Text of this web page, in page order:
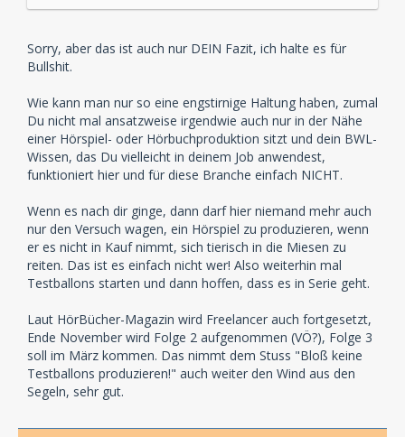
Sorry, aber das ist auch nur DEIN Fazit, ich halte es für
Bullshit.
Wie kann man nur so eine engstirnige Haltung haben, zumal
Du nicht mal ansatzweise irgendwie auch nur in der Nähe
einer Hörspiel- oder Hörbuchproduktion sitzt und dein BWL-
Wissen, das Du vielleicht in deinem Job anwendest,
funktioniert hier und für diese Branche einfach NICHT.
Wenn es nach dir ginge, dann darf hier niemand mehr auch
nur den Versuch wagen, ein Hörspiel zu produzieren, wenn
er es nicht in Kauf nimmt, sich tierisch in die Miesen zu
reiten. Das ist es einfach nicht wer! Also weiterhin mal
Testballons starten und dann hoffen, dass es in Serie geht.
Laut HörBücher-Magazin wird Freelancer auch fortgesetzt,
Ende November wird Folge 2 aufgenommen (VÖ?), Folge 3
soll im März kommen. Das nimmt dem Stuss "Bloß keine
Testballons produzieren!" auch weiter den Wind aus den
Segeln, sehr gut.